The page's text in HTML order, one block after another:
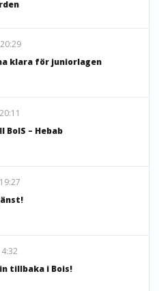
klara för juniorlagen
– Hebab
tillbaka i Bois!